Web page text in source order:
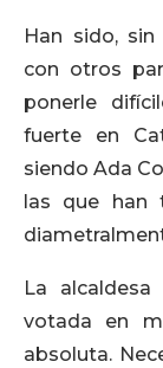
Han sido,
con otros
ponerle
fuerte en
siendo Ada
las que han
La
votada en
absoluta.